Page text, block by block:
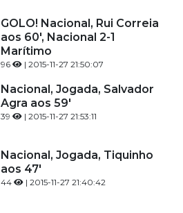
GOLO! Nacional, Rui Correia
aos 60', Nacional 2-1
Marítimo
96 | 2015-11-27 21:50:07
Nacional, Jogada, Salvador
Agra aos 59'
39 | 2015-11-27 21:53:11
Nacional, Jogada, Tiquinho
aos 47'
44 | 2015-11-27 21:40:42